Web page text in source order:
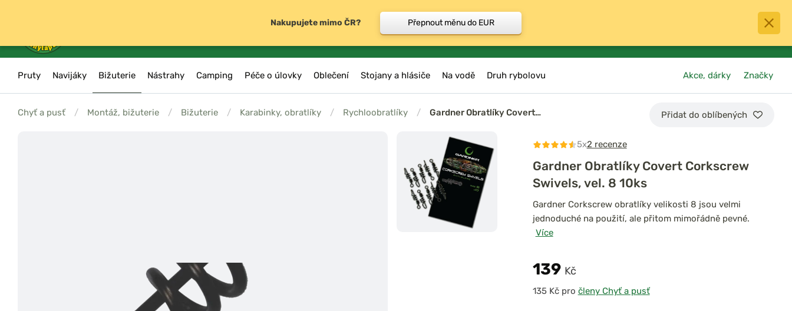
0
košík
Pruty Navijáky Bižuterie Nástrahy Camping Péče o úlovky Oblečení Stojany a hlásiče Na vodě Druh rybolovu Akce, dárky Značky
Chyť a pusť / Montáž, bižuterie / Bižuterie / Karabinky, obratlíky / Rychloobratlíky / Gardner Obratlíky Covert… Přidat do oblíbených
5x2 recenze
Gardner Obratlíky Covert Corkscrew
Swivels, vel. 8 10ks
Gardner Corkscrew obratlíky velikosti 8 jsou velmi
jednoduché na použití, ale přitom mimořádně pevné.
Více
139 Kč
pro členy Chyť a pusť
Nakupujete mimo ČR? Přepnout měnu do EUR